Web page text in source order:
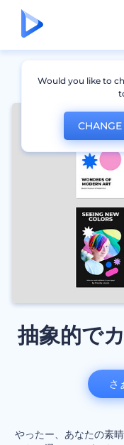
抽象的で
やったー、あなたの素
さ
Would you like to
CHANGE